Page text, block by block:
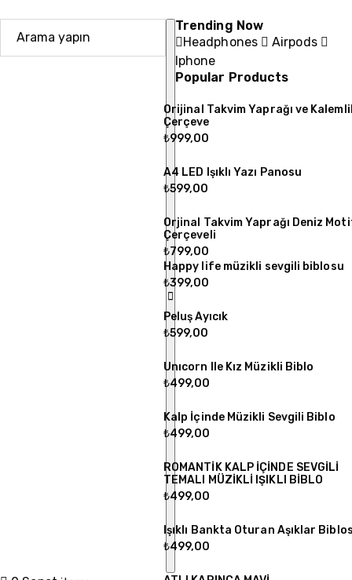
Trending Now
Headphones
Airpods
Iphone
Popular Products
Orijinal Takvim Yaprağı ve
Çerçeve
₺999,00
A4 LED Işıklı Yazı Panosu
₺599,00
Orjinal Takvim Yaprağı Deniz
Çerçeveli
₺799,00
Happy life müzikli sevgili biblosu
₺399,00
Peluş Ayıcık
₺599,00
Unıcorn Ile Kız Müzikli Biblo
₺499,00
Kalp İçinde Müzikli Sevgili Biblo
₺499,00
ROMANTİK KALP İÇİNDE SEVGİLİ
TEMALI MÜZİKLİ IŞIKLI BİBLO
₺499,00
Işıklı Bankta Oturan Aşıklar
₺499,00